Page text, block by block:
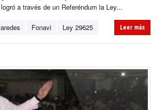
a través de un Referéndum la Ley...
Fonavi Ley 29625 Leer más